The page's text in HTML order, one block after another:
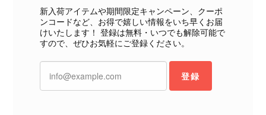
て写真や説明で分かるよう改善していただきたいです。
この度は、楽しみにお待ちいただいた
商品で、衛生面へのご不安を含め、残
念な思いをおかけしましたこと、心よ
りお詫び申し上げます。お受け取りに
新入荷アイテムや期間限定キャンペーン、クーポ
ンコードなど、お得で嬉しい情報をいち早くお届
けいたします！ 登録は無料・いつでも解除可能で
すので、ぜひお気軽にご登録ください。
登録